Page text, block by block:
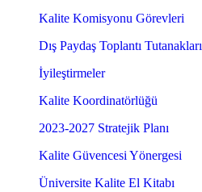
Kalite Komisyonu Görevleri
Dış Paydaş Toplantı Tutanakları
İyileştirmeler
Kalite Koordinatörlüğü
2023-2027 Stratejik Planı
Kalite Güvencesi Yönergesi
Üniversite Kalite El Kitabı